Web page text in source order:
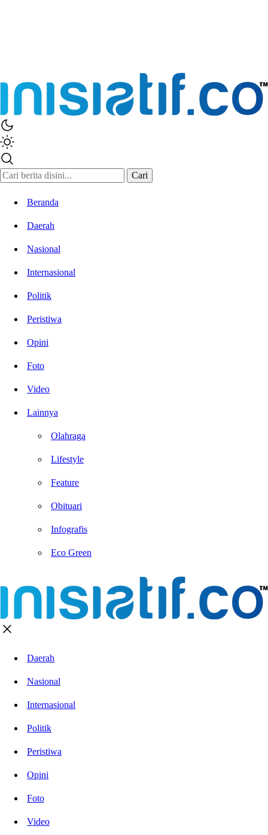
Cari
Beranda
Daerah
Nasional
Internasional
Politik
Peristiwa
Opini
Foto
Video
Lainnya
Olahraga
Lifestyle
Feature
Obituari
Infografis
Eco Green
Daerah
Nasional
Internasional
Politik
Peristiwa
Opini
Foto
Video